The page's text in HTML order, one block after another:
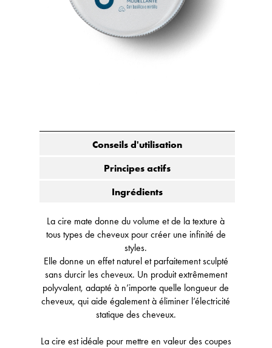
Conseils d'utilisation
Principes actifs
Ingrédients
La cire mate donne du volume et de la texture à
tous types de cheveux pour créer une infinité de
styles.
Elle donne un effet naturel et parfaitement sculpté
sans durcir les cheveux. Un produit extrêmement
polyvalent, adapté à n’importe quelle longueur de
cheveux, qui aide également à éliminer l’électricité
statique des cheveux.
La cire est idéale pour mettre en valeur des coupes